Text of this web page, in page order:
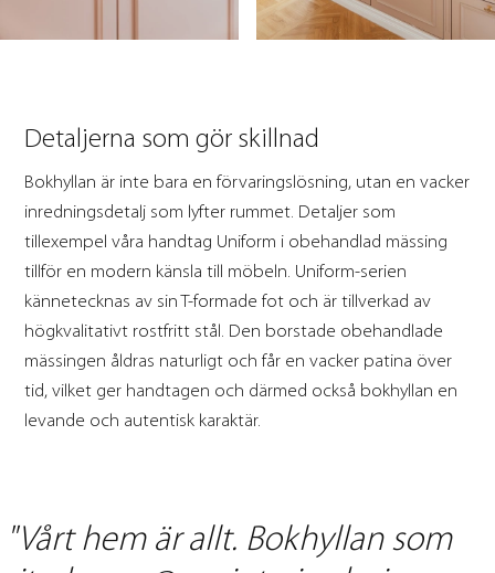
Detaljerna som gör skillnad
Bokhyllan är inte bara en förvaringslösning, utan en vacker
inredningsdetalj som lyfter rummet. Detaljer som
tillexempel våra handtag Uniform i obehandlad mässing
tillför en modern känsla till möbeln. Uniform-serien
kännetecknas av sin T-formade fot och är tillverkad av
högkvalitativt rostfritt stål. Den borstade obehandlade
mässingen åldras naturligt och får en vacker patina över
tid, vilket ger handtagen och därmed också bokhyllan en
levande och autentisk karaktär.
"Vårt hem är allt. Bokhyllan som